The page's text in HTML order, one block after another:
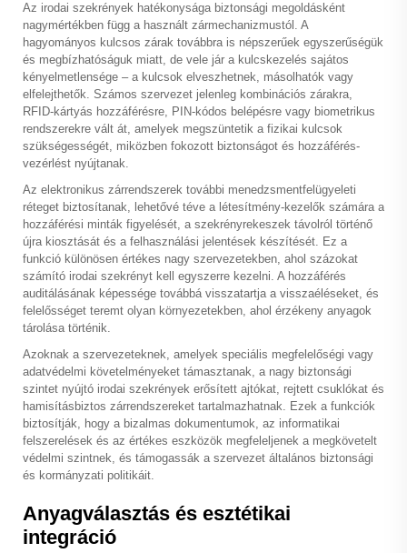
Az irodai szekrények hatékonysága biztonsági megoldásként
nagymértékben függ a használt zármechanizmustól. A
hagyományos kulcsos zárak továbbra is népszerűek egyszerűségük
és megbízhatóságuk miatt, de vele jár a kulcskezelés sajátos
kényelmetlensége – a kulcsok elveszhetnek, másolhatók vagy
elfelejthetők. Számos szervezet jelenleg kombinációs zárakra,
RFID-kártyás hozzáférésre, PIN-kódos belépésre vagy biometrikus
rendszerekre vált át, amelyek megszüntetik a fizikai kulcsok
szükségességét, miközben fokozott biztonságot és hozzáférés-
vezérlést nyújtanak.
Az elektronikus zárrendszerek további menedzsmentfelügyeleti
réteget biztosítanak, lehetővé téve a létesítmény-kezelők számára a
hozzáférési minták figyelését, a szekrényrekeszek távolról történő
újra kiosztását és a felhasználási jelentések készítését. Ez a
funkció különösen értékes nagy szervezetekben, ahol százokat
számító irodai szekrényt kell egyszerre kezelni. A hozzáférés
auditálásának képessége továbbá visszatartja a visszaéléseket, és
felelősséget teremt olyan környezetekben, ahol érzékeny anyagok
tárolása történik.
Azoknak a szervezeteknek, amelyek speciális megfelelőségi vagy
adatvédelmi követelményeket támasztanak, a nagy biztonsági
szintet nyújtó irodai szekrények erősített ajtókat, rejtett csuklókat és
hamisításbiztos zárrendszereket tartalmazhatnak. Ezek a funkciók
biztosítják, hogy a bizalmas dokumentumok, az informatikai
felszerelések és az értékes eszközök megfeleljenek a megkövetelt
védelmi szintnek, és támogassák a szervezet általános biztonsági
és kormányzati politikáit.
Anyagválasztás és esztétikai
integráció